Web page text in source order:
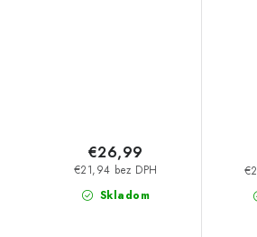
Skladom
€21,94 bez DPH
€26,99